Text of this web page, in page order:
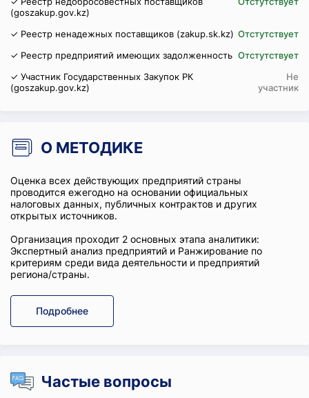
(goszakup.gov.kz)
✓ Реестр ненадежных поставщиков (zakup.sk.kz) Отстутствует
✓ Реестр предприятий имеющих задолженность Отстутствует
✓ Участник Государственных Закупок РК
(goszakup.gov.kz)
Не
участник
О МЕТОДИКЕ
Оценка всех действующих предприятий страны
проводится ежегодно на основании официальных
налоговых данных, публичных контрактов и других
открытых источников.
Организация проходит 2 основных этапа аналитики:
Экспертный анализ предприятий и Ранжирование по
критериям среди вида деятельности и предприятий
региона/страны.
Подробнее
Частые вопросы